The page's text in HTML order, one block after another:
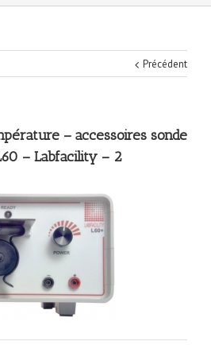
Précédent
– accessoires sonde
– Labfacility – 2